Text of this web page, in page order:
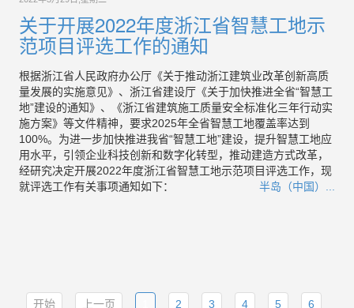
关于开展2022年度浙江省智慧工地示
范项目评选工作的通知
根据浙江省人民政府办公厅《关于推动浙江建筑业改革创新高质
量发展的实施意见》、浙江省建设厅《关于加快推进全省“智慧工
地”建设的通知》、《浙江省建筑施工质量安全标准化三年行动实
施方案》等文件精神，要求2025年全省智慧工地覆盖率达到
100%。为进一步加快推进我省“智慧工地”建设，提升智慧工地应
用水平，引领企业科技创新和数字化转型，推动建造方式改革，
经研究决定开展2022年度浙江省智慧工地示范项目评选工作，现
就评选工作有关事项通知如下：
半岛（中国）...
开始 上一页 2 3 4 5 6